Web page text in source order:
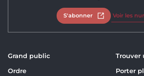
S'abonner Ouvrir dans un
Voir les
Grand public
Ordre
Trouver
Porter